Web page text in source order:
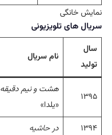
نمایش خانگی
سریال های تلویزیونی
سال
تولید
نام سریال
۱۳۹۵
هشت و نیم دقیقه
«یلدا»
۱۳۹۴
در حاشیه